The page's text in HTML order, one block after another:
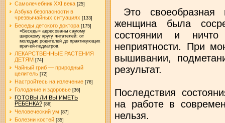
Самолечебник XXI века [25]
Азбука безопасности в
чрезвычайных ситуациях [133]
Беседы детского доктора [175]
«Беседы» адресованы самому
широкому кругу читателей: от
молодых родителей до практикующих
врачей-педиатров.
ЛЕКАРСТВЕННЫЕ РАСТЕНИЯ
ДЕТЯМ [74]
Чайный гриб — природный
целитель [72]
Настройтесь на излечение [76]
Голодание и здоровье [36]
ГОТОВЫ ЛИ ВЫ ИМЕТЬ
РЕБЕНКА? [86]
Человеческий ум [87]
Болезни костей [35]
Это своеобразная
женщина была
состоянии и
неприятности. При
вышивании,
результат.
Последствия
на работе в
нельзя.